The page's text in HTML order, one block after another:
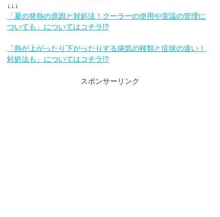
↓↓↓
「夏の発熱の原因と対処法！クーラーの使用や室温の管理に
ついても」についてはコチラ!?
「熱が上がったり下がったりする病気の種類と症状の違い！
対処法も」についてはコチラ!?
スポンサーリンク